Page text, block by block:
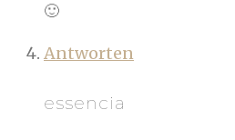
🙂
Antworten
essencia